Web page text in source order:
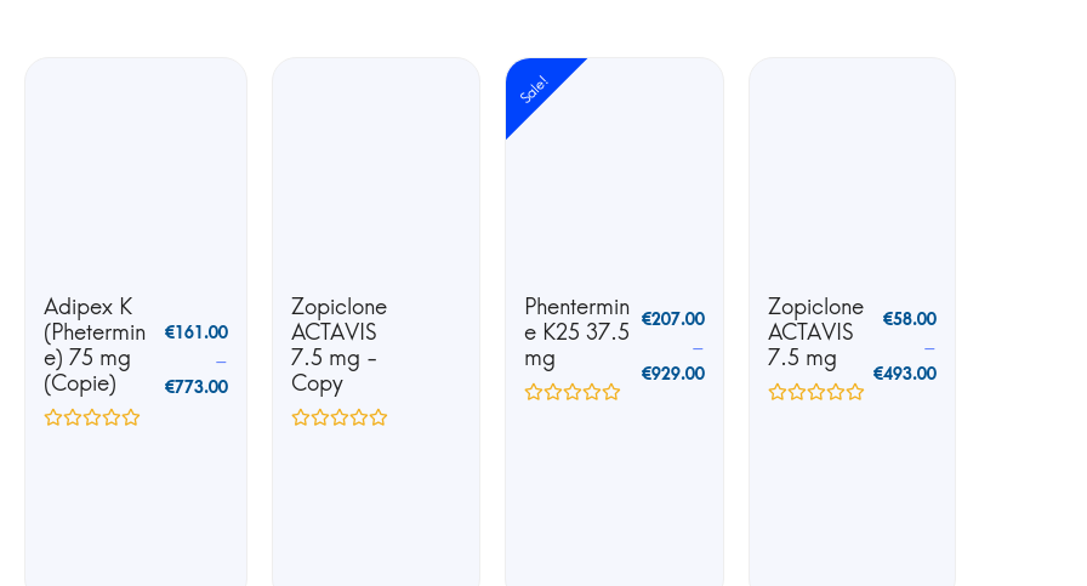
Adipex K
(Phetermin
e) 75 mg
(Copie)
€161.00
–
€773.00
Zopiclone
ACTAVIS
7.5 mg -
Copy
Sale!
Phentermin
e K25 37.5
mg
€207.00
–
€929.00
Zopiclone
ACTAVIS
7.5 mg
€58.00
–
€493.00